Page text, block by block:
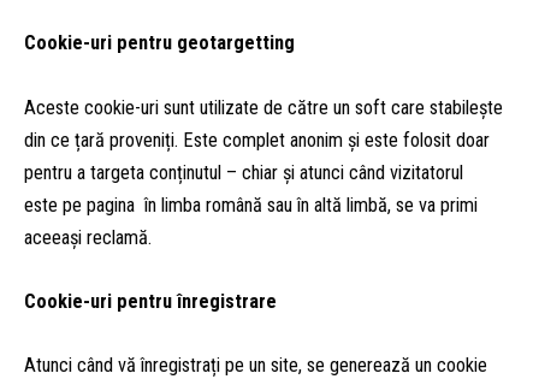
Cookie-uri pentru geotargetting
Aceste cookie-uri sunt utilizate de către un soft care stabilește
din ce țară proveniți. Este complet anonim și este folosit doar
pentru a targeta conținutul – chiar și atunci când vizitatorul
este pe pagina în limba română sau în altă limbă, se va primi
aceeași reclamă.
Cookie-uri pentru înregistrare
Atunci când vă înregistrați pe un site, se generează un cookie